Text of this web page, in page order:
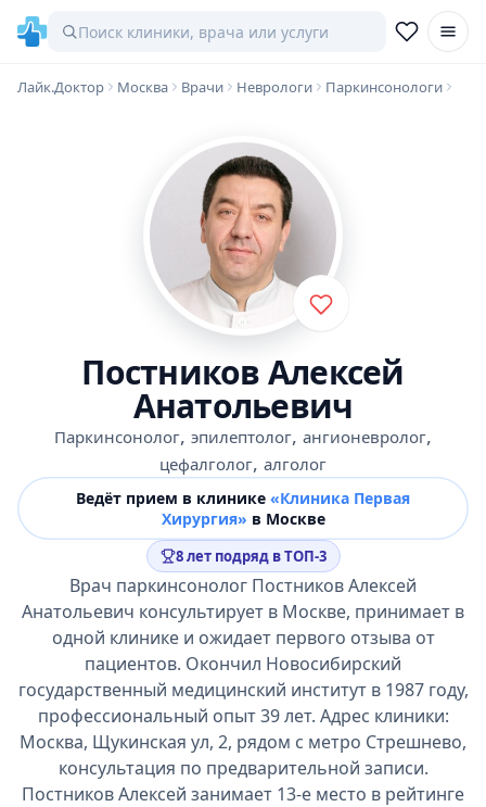
Лайк.Доктор Москва Врачи Неврологи Паркинсонологи
Постников Алексей
Анатольевич
Паркинсонолог, эпилептолог, ангионевролог,
цефалголог, алголог
Ведёт прием в клинике «Клиника Первая
Хирургия» в Москве
8 лет подряд в ТОП-3
Врач паркинсонолог Постников Алексей
Анатольевич консультирует в Москве, принимает в
одной клинике и ожидает первого отзыва от
пациентов. Окончил Новосибирский
государственный медицинский институт в 1987 году,
профессиональный опыт 39 лет. Адрес клиники:
Москва, Щукинская ул, 2, рядом с метро Стрешнево,
консультация по предварительной записи.
Постников Алексей занимает 13-е место в рейтинге